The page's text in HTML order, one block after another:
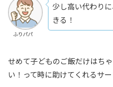
ふりパパ
少し高い代わり
きる！
せめて子どものご飯だけはち
い！って時に助けてくれるサー